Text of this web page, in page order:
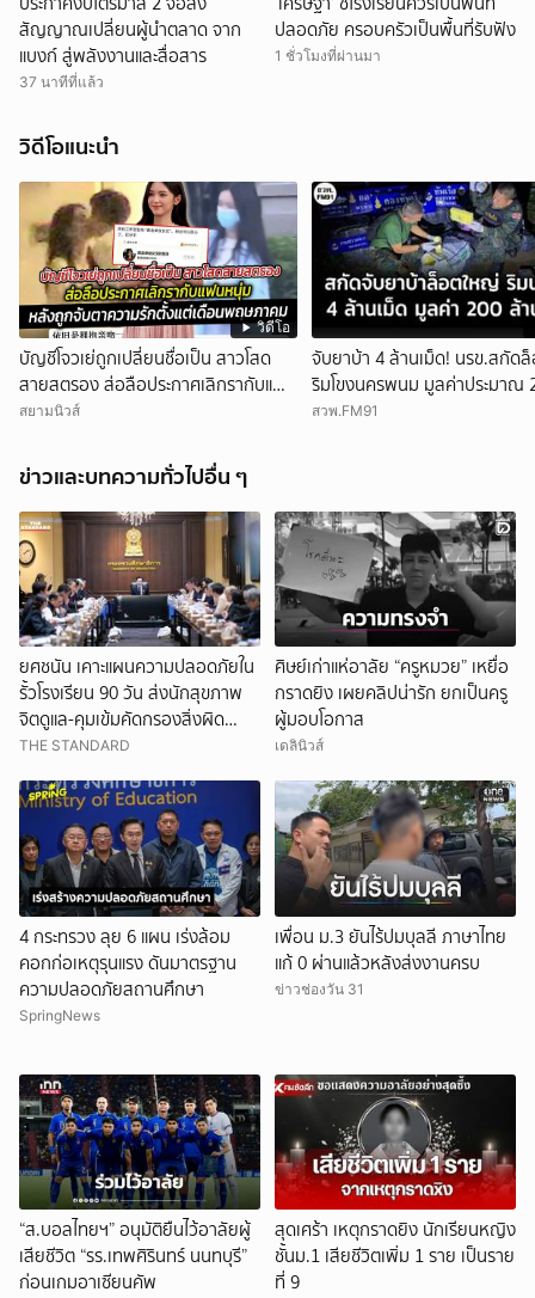
สัญญาณเปลี่ยนผู้นำตลาด จาก
แบงก์ สู่พลังงานและสื่อสาร
37 นาทีที่แล้ว
ปลอดภัย ครอบครัวเป็นพื้นที่รับฟัง
1 ชั่วโมงที่ผ่านมา
วิดีโอแนะนำ
วิดีโอ
บัญชีโจวเย่ถูกเปลี่ยนชื่อเป็น สาวโสด
สายสตรอง ส่อลือประกาศเลิกรากับแฟน
หนุ่ม
สยามนิวส์
จับยาบ้า 4 ล้านเม็ด! นรข.สกัด
ริมโขงนครพนม มูลค่าประมาณ
ล้านบาท
สวพ.FM91
ข่าวและบทความทั่วไปอื่น ๆ
ยศชนัน เคาะแผนความปลอดภัยใน
รั้วโรงเรียน 90 วัน ส่งนักสุขภาพ
จิตดูแล-คุมเข้มคัดกรองสิ่งผิด
กฎหมาย
THE STANDARD
ศิษย์เก่าแห่อาลัย “ครูหมวย” เหยื่อ
กราดยิง เผยคลิปน่ารัก ยกเป็นครู
ผู้มอบโอกาส
เดลินิวส์
4 กระทรวง ลุย 6 แผน เร่งล้อม
คอกก่อเหตุรุนแรง ดันมาตรฐาน
ความปลอดภัยสถานศึกษา
SpringNews
เพื่อน ม.3 ยันไร้ปมบุลลี ภาษาไทย
แก้ 0 ผ่านแล้วหลังส่งงานครบ
ข่าวช่องวัน 31
“ส.บอลไทยฯ” อนุมัติยืนไว้อาลัยผู้
เสียชีวิต “รร.เทพศิรินทร์ นนทบุรี”
ก่อนเกมอาเซียนคัพ
สุดเศร้า เหตุกราดยิง นักเรียนหญิง
ชั้นม.1 เสียชีวิตเพิ่ม 1 ราย เป็นราย
ที่ 9